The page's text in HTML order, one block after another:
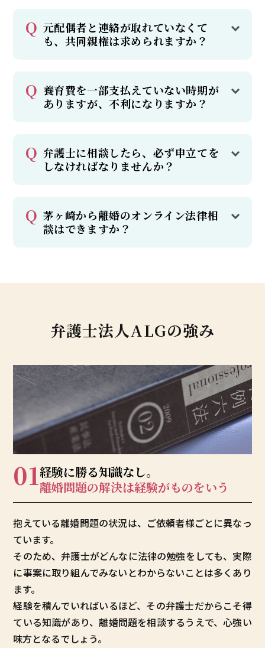
元配偶者と連絡が取れていなくて
も、共同親権は求められますか？
養育費を一部支払えていない時期が
ありますが、不利になりますか？
弁護士に相談したら、必ず申立てを
しなければなりませんか？
茅ヶ崎から離婚のオンライン法律相
談はできますか？
弁護士法人ALGの強み
01経験に勝る知識なし。
離婚問題の解決は経験がものをいう
抱えている離婚問題の状況は、ご依頼者様ごとに異なっ
ています。
そのため、弁護士がどんなに法律の勉強をしても、実際
に事案に取り組んでみないとわからないことは多くあり
ます。
経験を積んでいればいるほど、その弁護士だからこそ得
ている知識があり、離婚問題を相談するうえで、心強い
味方となるでしょう。